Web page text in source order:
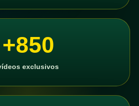
+850
exclusivos